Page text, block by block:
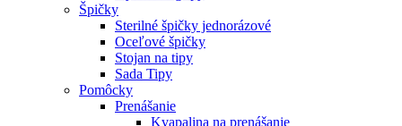
Špičky
Sterilné špičky jednorázové
Oceľové špičky
Stojan na tipy
Sada Tipy
Pomôcky
Prenášanie
Kvapalina na prenášanie